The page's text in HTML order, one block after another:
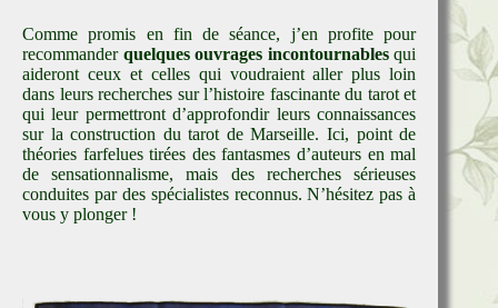
Comme promis en fin de séance, j’en profite pour
recommander quelques ouvrages incontournablesqui
aideront ceux et celles qui voudraient aller plus loin
dans leurs recherches sur l’histoire fascinante du tarot et
qui leur permettront d’approfondir leurs connaissances
sur la construction du tarot de Marseille. Ici, point de
théories farfelues tirées des fantasmes d’auteurs en mal
de sensationnalisme, mais des recherches sérieuses
conduites par des spécialistes reconnus. N’hésitez pas à
vous y plonger !